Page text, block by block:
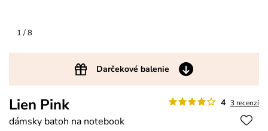
1/ 8
Darčekové balenie
4 3 recenzí
Lien Pink
dámsky batoh na notebook